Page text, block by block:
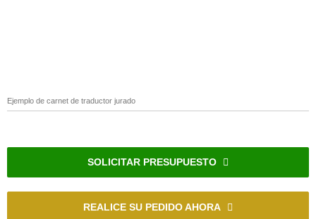
Ejemplo de carnet de traductor jurado
SOLICITAR PRESUPUESTO
REALICE SU PEDIDO AHORA